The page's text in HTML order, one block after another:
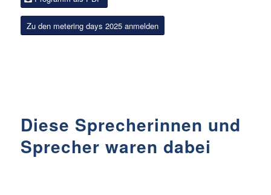
Zu den metering days 2025 anmelden
Diese Sprecherinnen und
Sprecher waren dabei